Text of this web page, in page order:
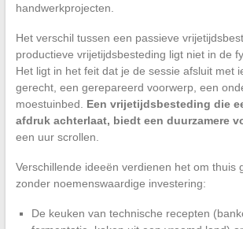
handwerkprojecten.
Het verschil tussen een passieve
productieve vrijetijdsbesteding ligt niet in de
Het ligt in het feit dat je de sessie afsluit met
gerecht, een gerepareerd voorwerp, een
moestuinbed. Een vrijetijdsbesteding die
afdruk achterlaat, biedt een duurzamere
een uur scrollen.
Verschillende ideeën verdienen het om thuis
zonder noemenswaardige investering:
De keuken van technische recepten